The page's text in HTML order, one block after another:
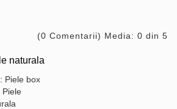
(0 Comentarii) Media: 0 din 5
naturala
Piele box
Piele